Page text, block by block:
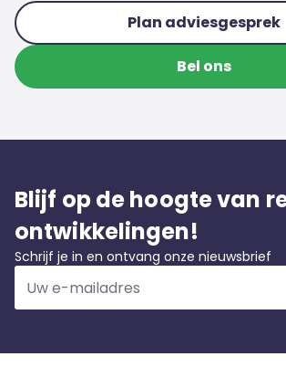
Plan adviesgesprek
Bel ons
Blijf op de hoogte van
ontwikkelingen!
Schrijf je in en ontvang onze nieuwsbrief